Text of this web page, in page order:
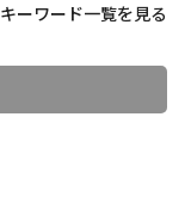
キーワード一覧を見る